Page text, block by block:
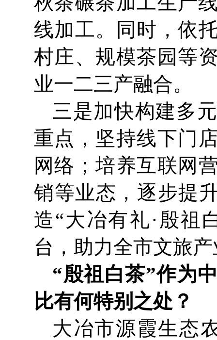
线加工。同时，依
村庄、规模茶园等
业一二三产融合。
三是加快构建多
重点，坚持线下门
网络；培养互联网
销等业态，逐步提
造“大冶有礼·殷祖
台，助力全市文旅
“殷祖白茶”作为
比有何特别之处？
大冶市源霞生态